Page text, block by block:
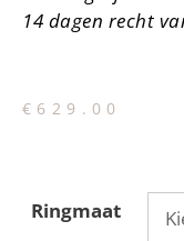
14 dagen recht
€ 629.00
Ringmaat